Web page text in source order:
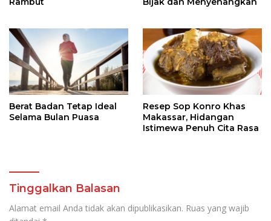
Berat Badan Tetap Ideal
Selama Bulan Puasa
Resep Sop Konro Khas
Makassar, Hidangan
Istimewa Penuh Cita Rasa
Tinggalkan Balasan
Alamat email Anda tidak akan dipublikasikan. Ruas yang wajib